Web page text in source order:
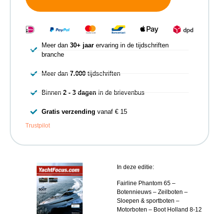
In deze editie:
Fairline Phantom 65 –
Botennieuws – Zeilboten –
Sloepen & sportboten –
Motorboten – Boot Holland 8-12
Meer dan 30+ jaarervaring in de tijdschriften
branche
Meer dan 7.000tijdschriften
Binnen 2 - 3 dagenin de brievenbus
Gratis verzending vanaf € 15
Trustpilot